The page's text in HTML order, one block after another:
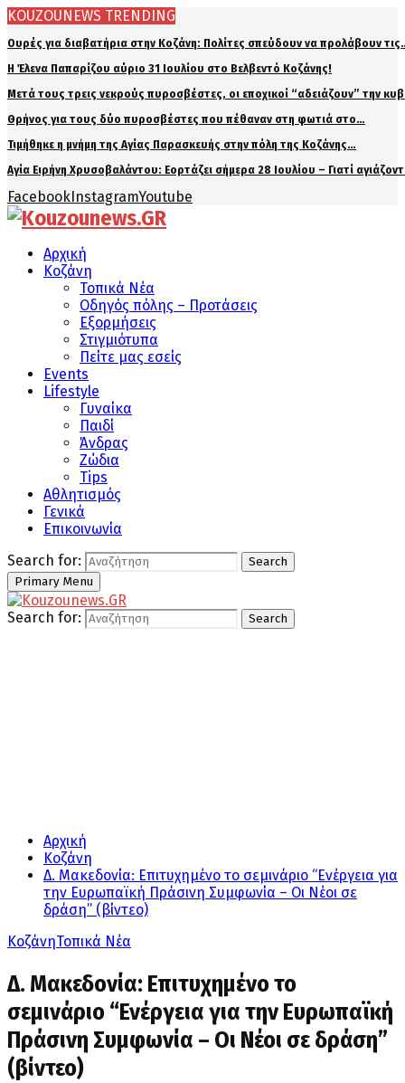
KOUZOUNEWS TRENDING
Ουρές για διαβατήρια στην Κοζάνη: Πολίτες σπεύδουν να προλάβουν
Η Έλενα Παπαρίζου αύριο 31 Ιουλίου στο Βελβεντό Κοζάνης!
Μετά τους τρεις νεκρούς πυροσβέστες, οι εποχικοί “αδειάζουν” την
Θρήνος για τους δύο πυροσβέστες που πέθαναν στη φωτιά στο…
Τιμήθηκε η μνήμη της Αγίας Παρασκευής στην πόλη της Κοζάνης…
Αγία Ειρήνη Χρυσοβαλάντου: Εορτάζει σήμερα 28 Ιουλίου – Γιατί
FacebookInstagramYoutube
Αρχική
Κοζάνη
Τοπικά Νέα
Οδηγός πόλης – Προτάσεις
Εξορμήσεις
Στιγμιότυπα
Πείτε μας εσείς
Events
Lifestyle
Γυναίκα
Παιδί
Άνδρας
Ζώδια
Tips
Αθλητισμός
Γενικά
Επικοινωνία
Search for:
Search
Primary Menu
Search for: Search
Αρχική
Κοζάνη
Δ. Μακεδονία: Επιτυχημένο το σεμινάριο “Ενέργεια για
την Ευρωπαϊκή Πράσινη Συμφωνία – Οι Νέοι σε
δράση” (βίντεο)
ΚοζάνηΤοπικά Νέα
Δ. Μακεδονία: Επιτυχημένο το
σεμινάριο “Ενέργεια για την Ευρωπαϊκή
Πράσινη Συμφωνία – Οι Νέοι σε δράση”
(βίντεο)